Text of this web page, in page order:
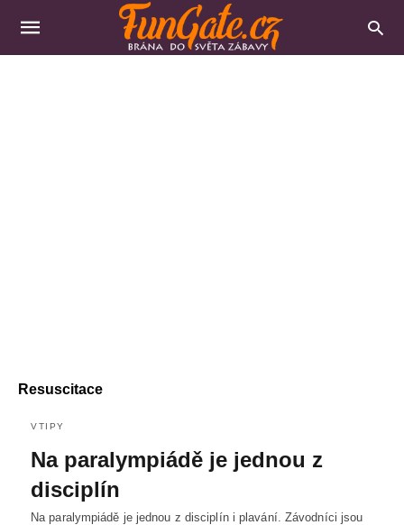
Resuscitace
VTIPY
Na paralympiádě je jednou z
disciplín
Na paralympiádě je jednou z disciplín i plavání. Závodníci jsou